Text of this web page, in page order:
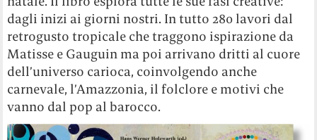
dagli inizi ai giorni nostri. In tutto 280 lavori dal
retrogusto tropicale che traggono ispirazione da
Matisse e Gauguin ma poi arrivano dritti al cuore
dell’universo carioca, coinvolgendo anche
carnevale, l’Amazzonia, il folclore e motivi che
vanno dal pop al barocco.